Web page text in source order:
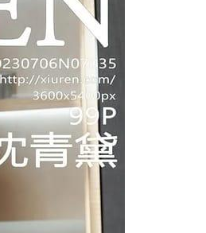
2024-03-08